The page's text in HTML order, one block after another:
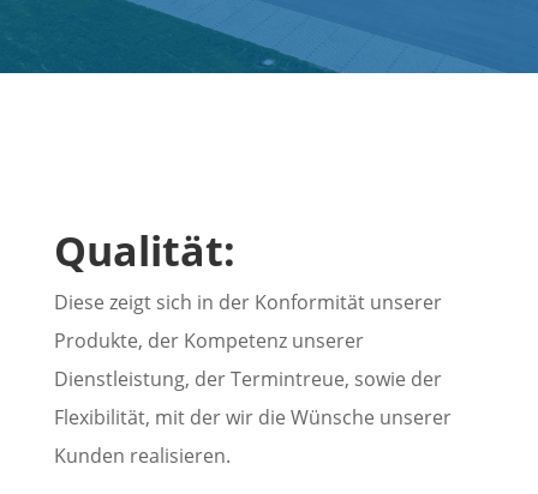
Qualität:
Diese zeigt sich in der Konformität unserer
Produkte, der Kompetenz unserer
Dienstleistung, der Termintreue, sowie der
Flexibilität, mit der wir die Wünsche unserer
Kunden realisieren.